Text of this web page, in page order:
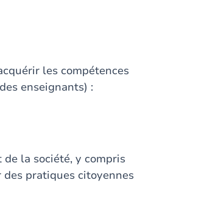
les compétences
enseignants) :
la société, y compris
pratiques citoyennes